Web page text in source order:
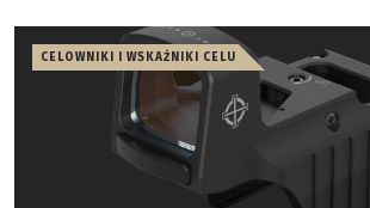
CELOWNIKI I WSKAŹNIKI CELU